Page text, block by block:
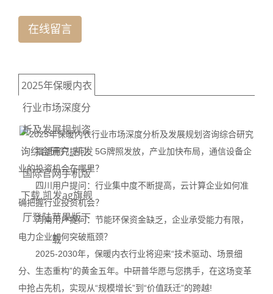
在线留言
2025年保暖内衣
行业市场深度分
析及发展规划咨
询综合研究_凯发
国际官网手机版
下载,凯发ag旗舰
厅登陆苹果版下
载
福建用户提问：5G牌照发放，产业加快布局，通信设备企
业的投资机会在哪里？
四川用户提问：行业集中度不断提高，云计算企业如何准
确把握行业投资机会？
河南用户提问：节能环保资金缺乏，企业承受能力有限，
电力企业如何突破瓶颈？
2025-2030年，保暖内衣行业将迎来“技术驱动、场景细
分、生态重构”的黄金五年。中研普华愿与您携手，在这场变革
中抢占先机，实现从“规模增长”到“价值跃迁”的跨越!